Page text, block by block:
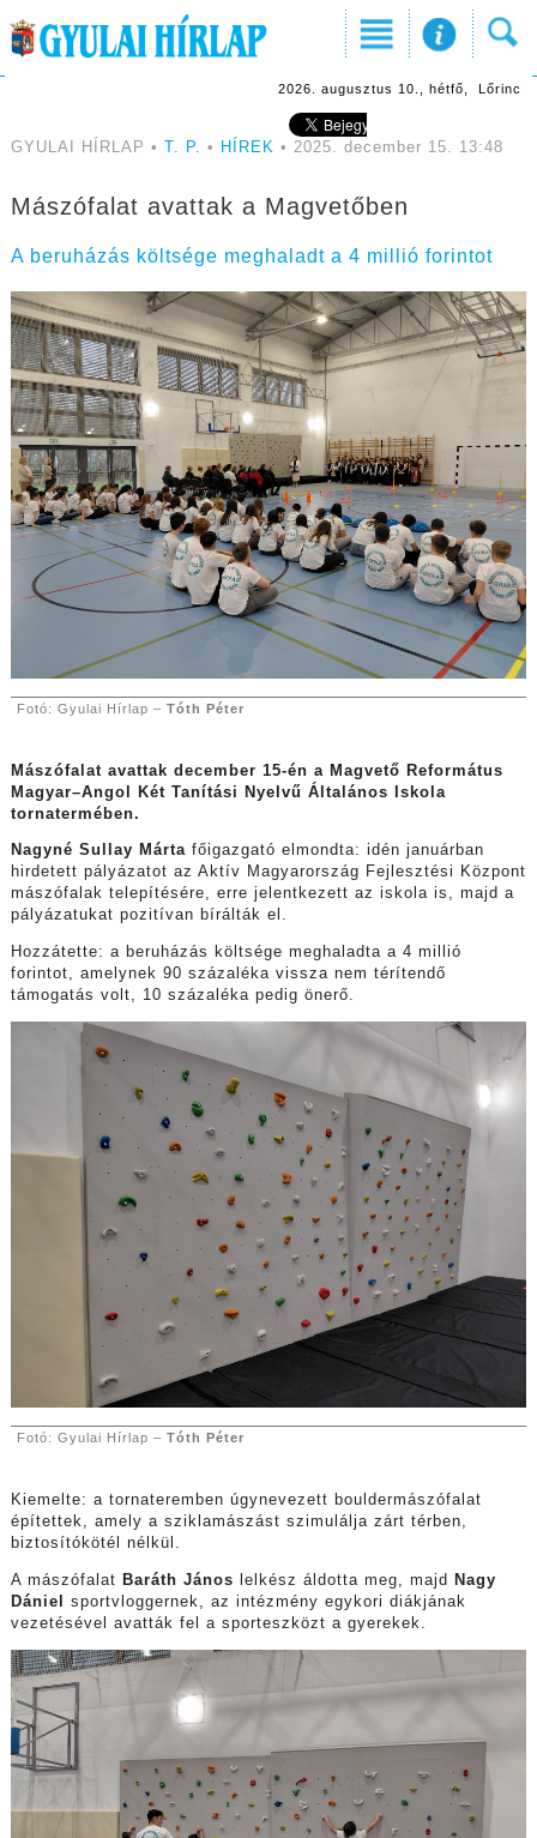
2026. augusztus 10., hétfő, Lőrinc
GYULAI HÍRLAP • T. P. • HÍREK • 2025. december 15. 13:48
Mászófalat avattak a Magvetőben
A beruházás költsége meghaladt a 4 millió forintot
Fotó: Gyulai Hírlap – Tóth Péter
Mászófalat avattak december 15-én a Magvető Református
Magyar–Angol Két Tanítási Nyelvű Általános Iskola
tornatermében.
Nagyné Sullay Márta főigazgató elmondta: idén januárban
hirdetett pályázatot az Aktív Magyarország Fejlesztési Központ
mászófalak telepítésére, erre jelentkezett az iskola is, majd a
pályázatukat pozitívan bírálták el.
Hozzátette: a beruházás költsége meghaladta a 4 millió
forintot, amelynek 90 százaléka vissza nem térítendő
támogatás volt, 10 százaléka pedig önerő.
Fotó: Gyulai Hírlap – Tóth Péter
Kiemelte: a tornateremben úgynevezett bouldermászófalat
építettek, amely a sziklamászást szimulálja zárt térben,
biztosítókötél nélkül.
A mászófalat Baráth János lelkész áldotta meg, majd
Nagy
Dániel sportvloggernek, az intézmény egykori diákjának
vezetésével avatták fel a sporteszközt a gyerekek.